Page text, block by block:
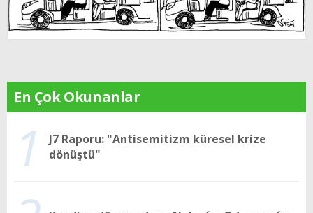
En Çok Okunanlar
1
J7 Raporu: "Antisemitizm küresel krize
dönüştü"